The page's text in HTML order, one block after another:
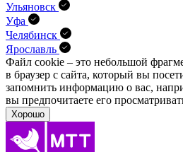
Ульяновск
Уфа
Челябинск
Ярославль
Файл cookie – это небольшой
в браузер с сайта, который вы
запомнить информацию о вас,
вы предпочитаете его
Хорошо